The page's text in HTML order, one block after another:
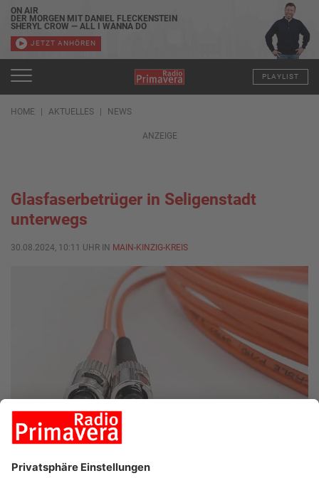
ON AIR
DER MORGEN MIT DANIEL FLECKENSTEIN
SHERYL CROW — ALL I WANNA DO
JETZT ANHÖREN
PLAYLIST
HOME AKTUELLES NEWS
ANZEIGE
Glasfaserbetrüger in Seligenstadt
unterwegs
30.08.2024, 10:11 UHR IN MAIN-KINZIG-KREIS